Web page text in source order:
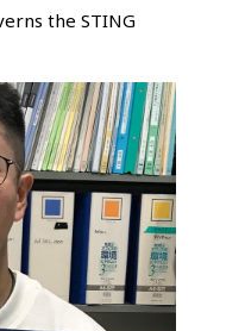
the STING